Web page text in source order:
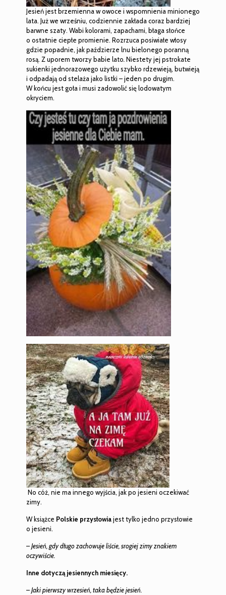
Jesień jest brzemienna w owoce i wspomnienia minionego
lata. Już we wrześniu, codziennie zakłada coraz bardziej
barwne szaty. Wabi kolorami, zapachami, błaga słońce
o ostatnie ciepłe promienie. Rozrzuca posiwiałe włosy
gdzie popadnie, jak paździerze lnu bielonego poranną
rosą. Z uporem tworzy babie lato. Niestety jej pstrokate
sukienki jednorazowego użytku szybko rdzewieją, butwieją
i odpadają od stelaża jako listki – jeden po drugim.
W końcu jest goła i musi zadowolić się lodowatym
okryciem.
No cóż, nie ma innego wyjścia, jak po jesieni oczekiwać
zimy.
W książce Polskie przysłowiajest tylko jedno przysłowie
o jesieni.
–Jesień, gdy długo zachowuje liście, srogiej zimy znakiem
oczywiście.
Inne dotyczą jesiennych miesięcy.
–Jaki pierwszy wrzesień, taka będzie jesień.